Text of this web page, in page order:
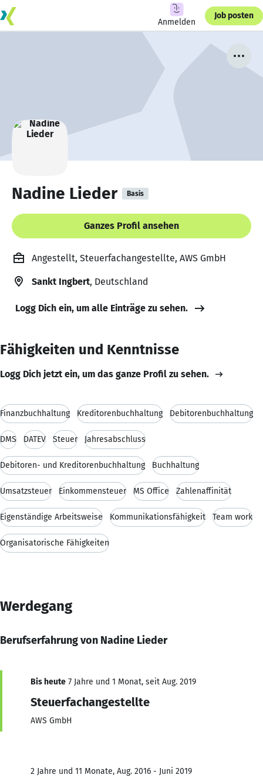
Anmelden
Job posten
Nadine Lieder Basis
Ganzes Profil ansehen
Angestellt, Steuerfachangestellte, AWS GmbH
Sankt Ingbert, Deutschland
Logg Dich ein, um alle Einträge zu sehen.
Fähigkeiten und Kenntnisse
Logg Dich jetzt ein, um das ganze Profil zu sehen.
Finanzbuchhaltung Kreditorenbuchhaltung Debitorenbuchhaltung
DMS DATEV Steuer Jahresabschluss
Debitoren- und Kreditorenbuchhaltung Buchhaltung
Umsatzsteuer Einkommensteuer MS Office Zahlenaffinität
Eigenständige Arbeitsweise Kommunikationsfähigkeit Team work
Organisatorische Fähigkeiten
Werdegang
Berufserfahrung von Nadine Lieder
Bis heute 7 Jahre und 1 Monat, seit Aug. 2019
Steuerfachangestellte
AWS GmbH
2 Jahre und 11 Monate, Aug. 2016 - Juni 2019